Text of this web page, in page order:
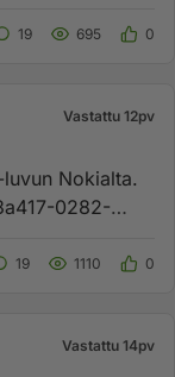
19 695 0
Vastattu 12pv
Nokialta.
0282-
19 1110 0
Vastattu 14pv